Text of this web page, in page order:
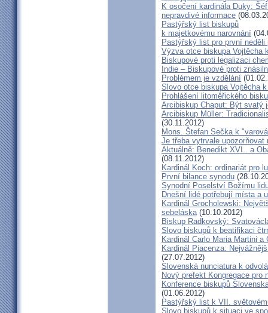
K osočení kardinála Duky:
nepravdivé informace
Pastýřský list biskupů
k majetkovému narovnání
Pastýřský list pro první neděli
Výzva otce biskupa Vojtěcha
Biskupové proti legalizaci
Indie – Biskupové proti
Problémem je vzdělání
Slovo otce biskupa Vojtěcha
Prohlášení litoměřického
Arcibiskup Chaput: Být svatý
Arcibiskup Müller:
(30.11.2012)
Mons. Štefan Sečka k
Je třeba vytrvale
Aktuálně: Benedikt XVI.. a
(08.11.2012)
Kardinál Koch: ordinariát pro
První bilance synodu
Synodní Poselství Božímu
Dnešní lidé potřebují místa a
Kardinál Grocholewski:
sebeláska(10.10.2012)
Biskup Radkovský:
Slovo biskupů k beatifikaci
Kardinál Carlo Maria Martini
Kardinál Piacenza:
(27.07.2012)
Slovenská nunciatura k
Nový prefekt Kongregace pro
Konference biskupů
(01.06.2012)
Pastýřský list k VII.
Slovo biskupů k situaci ve